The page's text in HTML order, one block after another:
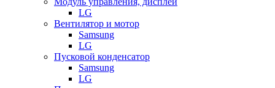
LG
Вентилятор и мотор
Samsung
LG
Пусковой конденсатор
Samsung
LG